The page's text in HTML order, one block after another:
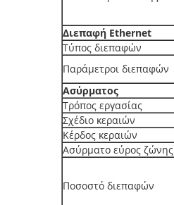
Διεπαφή Ethernet
Τύπος διεπαφών
Παράμετροι διεπαφών
Ασύρματος
Τρόπος εργασίας
Σχέδιο κεραιών
Κέρδος κεραιών
Ασύρματο εύρος ζώνης
Ποσοστό διεπαφών